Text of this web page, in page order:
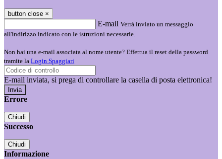
button close ×
E-mail Verrà inviato un messaggio
all'indirizzo indicato con le istruzioni necessarie.
Non hai una e-mail associata al nome utente? Effettua il reset della password
tramite la Login Spaggiari
E-mail inviata, si prega di controllare la casella di posta elettronica!
Errore
Chiudi
Successo
Chiudi
Informazione